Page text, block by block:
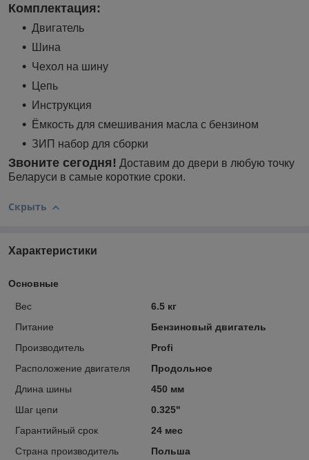
Комплектация:
Двигатель
Шина
Чехол на шину
Цепь
Инструкция
Ёмкость для смешивания масла с бензином
ЗИП набор для сборки
Звоните сегодня! Доставим до двери в любую точку
Беларуси в самые короткие сроки.
Скрыть
Характеристики
Основные
Вес
6.5 кг
Питание
Бензиновый двигатель
Производитель
Profi
Расположение двигателя
Продольное
Длина шины
450 мм
Шаг цепи
0.325"
Гарантийный срок
24 мес
Страна производитель
Польша